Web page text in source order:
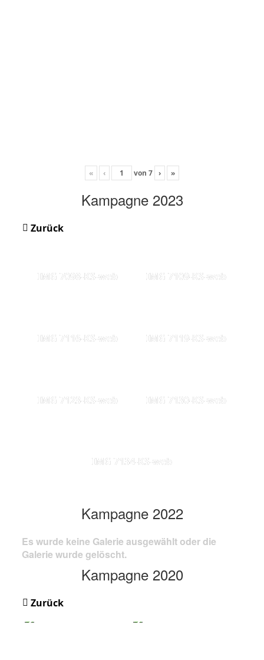
« ‹ von 7 › »
Kampagne 2023
Zurück
IMG 7098-KS-web IMG 7109-KS-web
IMG 7116-KS-web IMG 7119-KS-web
IMG 7123-KS-web IMG 7130-KS-web
IMG 7134-KS-web
Kampagne 2022
Es wurde keine Galerie ausgewählt oder die
Galerie wurde gelöscht.
Kampagne 2020
Zurück